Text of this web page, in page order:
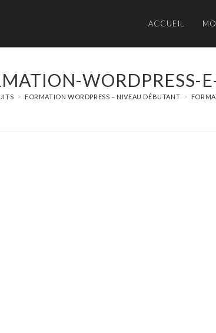
ACCUEIL
WORDPRESS-
> FORMATION WORDPRESS – NIVEAU DÉBUTANT >